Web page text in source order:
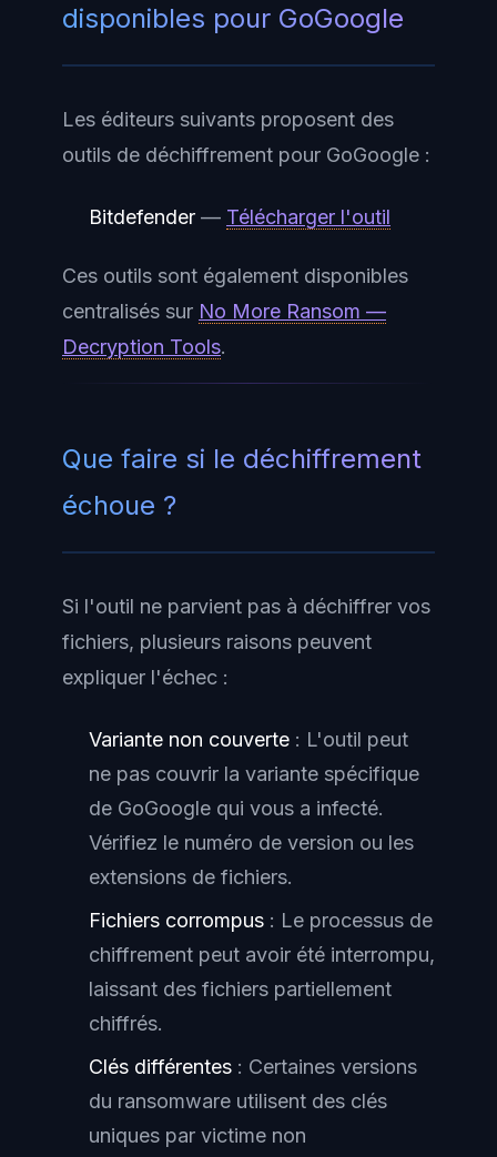
disponibles pour GoGoogle
Les éditeurs suivants proposent des
outils de déchiffrement pour GoGoogle :
Bitdefender — Télécharger l'outil
Ces outils sont également disponibles
centralisés sur No More Ransom —
Decryption Tools.
Que faire si le déchiffrement
échoue ?
Si l'outil ne parvient pas à déchiffrer vos
fichiers, plusieurs raisons peuvent
expliquer l'échec :
Variante non couverte : L'outil peut
ne pas couvrir la variante spécifique
de GoGoogle qui vous a infecté.
Vérifiez le numéro de version ou les
extensions de fichiers.
Fichiers corrompus : Le processus de
chiffrement peut avoir été interrompu,
laissant des fichiers partiellement
chiffrés.
Clés différentes : Certaines versions
du ransomware utilisent des clés
uniques par victime non